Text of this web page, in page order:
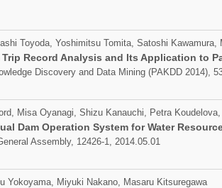
Toyoda, Yoshimitsu Tomita, Satoshi Kawamura,
Trip Record Analysis and Its Application to
Discovery and Data Mining (PAKDD 2014),
Misa Oyanagi, Shizu Kanauchi, Petra
Dam Operation System for Water
Assembly, 12426-1, 2014.05.01
Yokoyama, Miyuki Nakano, Masaru Kitsuregawa